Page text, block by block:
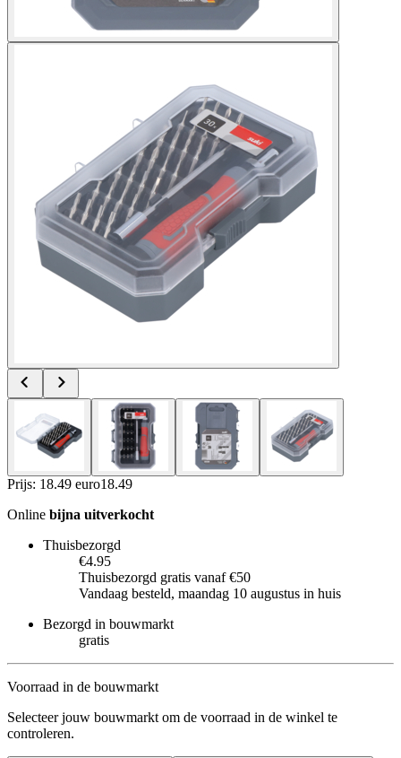
Prijs: 18.49 euro18.49
Online bijna uitverkocht
Thuisbezorgd
€4.95
Thuisbezorgd gratis vanaf €50
Vandaag besteld, maandag 10 augustus in huis
Bezorgd in bouwmarkt
gratis
Voorraad in de bouwmarkt
Selecteer jouw bouwmarkt om de voorraad in de winkel te
controleren.